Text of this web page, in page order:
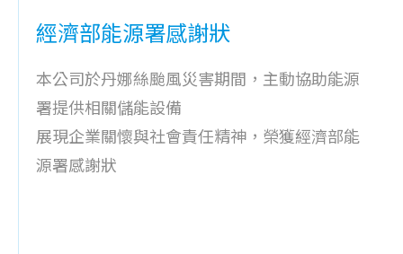
經濟部能源署感謝狀
本公司於丹娜絲颱風災害期間， 主動協助能源
署提供相關儲能設備
展現企業關懷與社會責任精神， 榮獲經濟部能
源署感謝狀